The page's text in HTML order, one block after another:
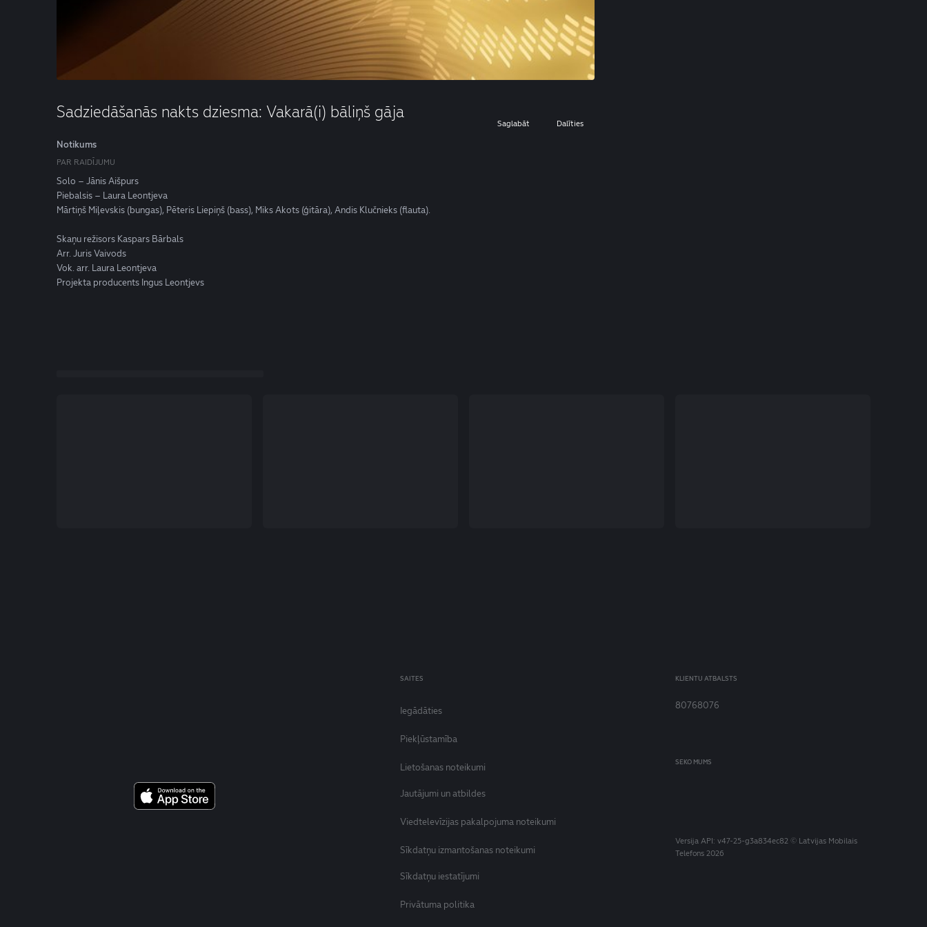
Sadziedāšanās nakts dziesma: Vakarā(i) bāliņš gāja
Saglabāt Dalīties
Notikums
PAR RAIDĪJUMU
Solo – Jānis Aišpurs
Piebalsis – Laura Leontjeva
Mārtiņš Miļevskis (bungas), Pēteris Liepiņš (bass), Miks Akots (ģitāra), Andis Klučnieks (flauta).
Skaņu režisors Kaspars Bārbals
Arr. Juris Vaivods
Vok. arr. Laura Leontjeva
Projekta producents Ingus Leontjevs
SAITES
Iegādāties
Piekļūstamība
Lietošanas noteikumi
Jautājumi un atbildes
Viedtelevīzijas pakalpojuma noteikumi
Sīkdatņu izmantošanas noteikumi
Sīkdatņu iestatījumi
Privātuma politika
KLIENTU ATBALSTS
80768076
SEKO MUMS
Versija API: v47-25-g3a834ec82© Latvijas Mobilais
Telefons 2026